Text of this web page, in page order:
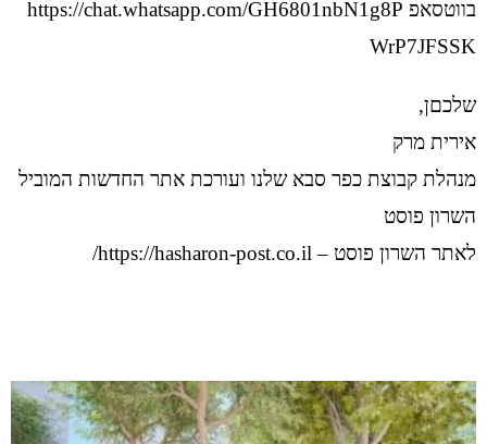
בווטסאפ https://chat.whatsapp.com/GH6801nbN1g8P
WrP7JFSSK
שלכםן,
אירית מרק
מנהלת קבוצת כפר סבא שלנו ועורכת אתר החדשות המוביל
השרון פוסט
לאתר השרון פוסט –https://hasharon-post.co.il/